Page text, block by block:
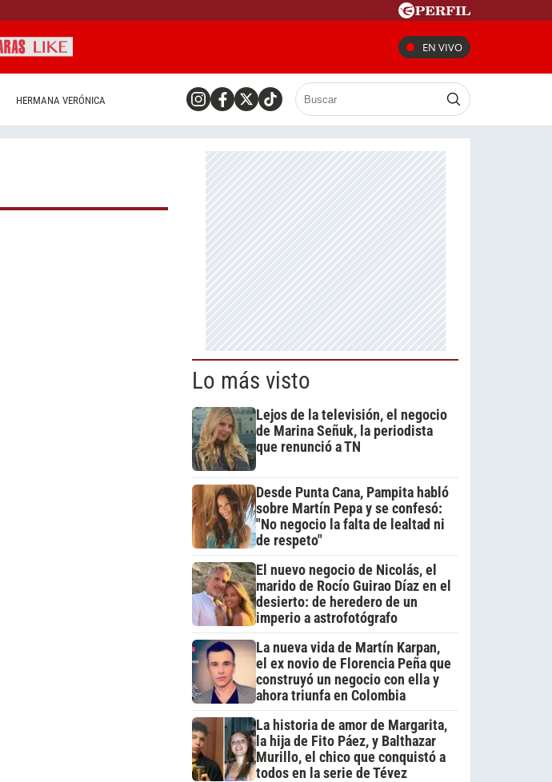
EN VIVO
HERMANA VERÓNICA
Lo más visto
Lejos de la televisión, el negocio
de Marina Señuk, la periodista
que renunció a TN
Desde Punta Cana, Pampita habló
sobre Martín Pepa y se confesó:
"No negocio la falta de lealtad ni
de respeto"
El nuevo negocio de Nicolás, el
marido de Rocío Guirao Díaz en el
desierto: de heredero de un
imperio a astrofotógrafo
La nueva vida de Martín Karpan,
el ex novio de Florencia Peña que
construyó un negocio con ella y
ahora triunfa en Colombia
La historia de amor de Margarita,
la hija de Fito Páez, y Balthazar
Murillo, el chico que conquistó a
todos en la serie de Tévez